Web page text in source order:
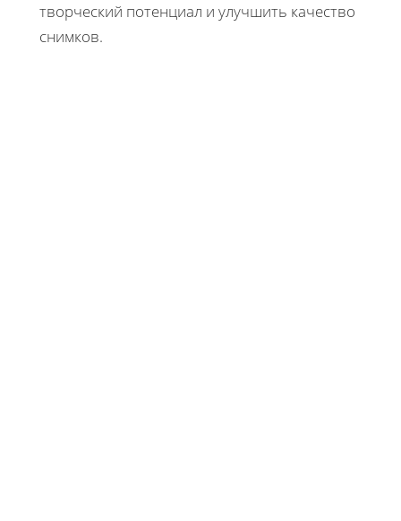
творческий потенциал и улучшить качество
снимков.